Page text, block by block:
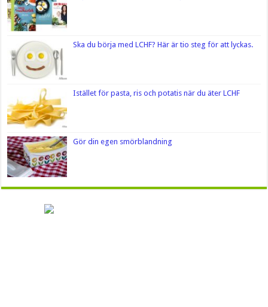
Ska du börja med LCHF? Här är tio steg för att lyckas.
Istället för pasta, ris och potatis när du äter LCHF
Gör din egen smörblandning